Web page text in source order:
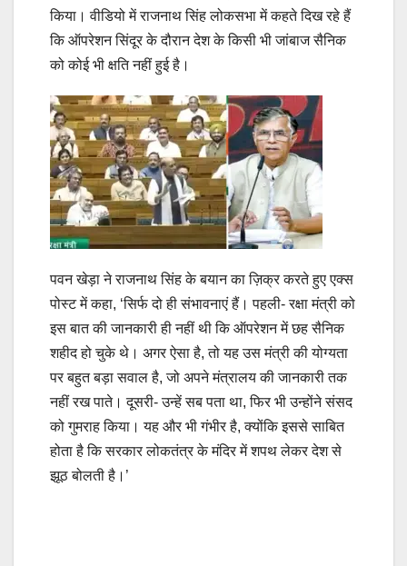
किया। वीडियो में राजनाथ सिंह लोकसभा में कहते दिख रहे हैं
कि ऑपरेशन सिंदूर के दौरान देश के किसी भी जांबाज सैनिक
को कोई भी क्षति नहीं हुई है।
पवन खेड़ा ने राजनाथ सिंह के बयान का ज़िक्र करते हुए एक्स
पोस्ट में कहा, ‘सिर्फ दो ही संभावनाएं हैं। पहली- रक्षा मंत्री को
इस बात की जानकारी ही नहीं थी कि ऑपरेशन में छह सैनिक
शहीद हो चुके थे। अगर ऐसा है, तो यह उस मंत्री की योग्यता
पर बहुत बड़ा सवाल है, जो अपने मंत्रालय की जानकारी तक
नहीं रख पाते। दूसरी- उन्हें सब पता था, फिर भी उन्होंने संसद
को गुमराह किया। यह और भी गंभीर है, क्योंकि इससे साबित
होता है कि सरकार लोकतंत्र के मंदिर में शपथ लेकर देश से
झूठ बोलती है।’